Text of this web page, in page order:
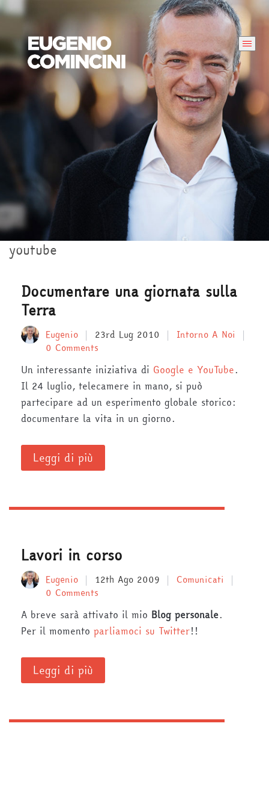
youtube
Documentare una giornata sulla
Terra
Eugenio 23rd Lug 2010
Intorno A Noi
0 Comments
Un interessante iniziativa di Google e YouTube.
Il 24 luglio, telecamere in mano, si può
partecipare ad un esperimento globale storico:
documentare la vita in un giorno.
Leggi di più
Lavori in corso
Eugenio 12th Ago 2009
Comunicati
0 Comments
A breve sarà attivato il mio Blog personale.
Per il momento parliamoci su Twitter!!
Leggi di più